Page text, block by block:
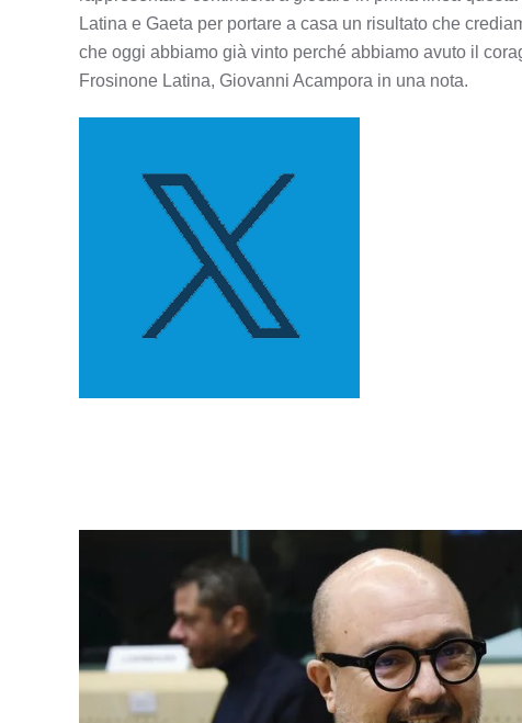
Latina e Gaeta per portare a casa un risultato che
che oggi abbiamo già vinto perché abbiamo avuto il
Frosinone Latina, Giovanni Acampora in una nota.